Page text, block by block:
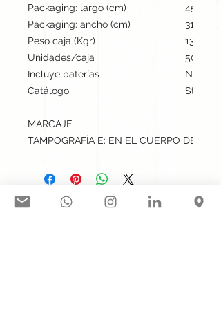
Packaging: largo (cm)
45
Packaging: ancho (cm)
31
Peso caja (Kgr)
13
Unidades/caja
500
Incluye baterías
No
Catálogo
Stock
MARCAJE
TAMPOGRAFÍA E: EN EL CUERPO DE LA
Síguenos en nuestras redes